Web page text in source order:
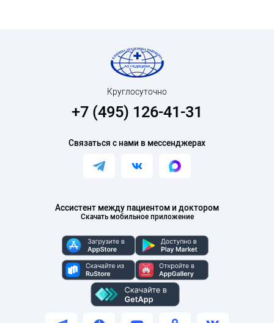
Ассистент между пациентом и доктором
Скачать мобильное приложение
Круглосуточно
+7 (495) 126-41-31
Связаться с нами в мессенджерах